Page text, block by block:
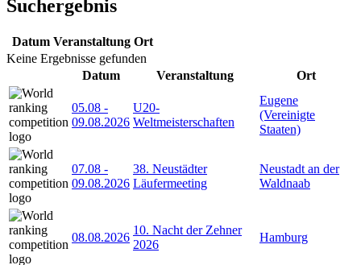
Suchergebnis
Datum Veranstaltung Ort
Keine Ergebnisse gefunden
Datum
Veranstaltung Ort
05.08 -
09.08.2026
U20-
Weltmeisterschaften
Eugene
(Vereinigte
Staaten)
07.08 -
09.08.2026
38. Neustädter
Läufermeeting
Neustadt an der
Waldnaab
08.08.2026
10. Nacht der Zehner
2026
Hamburg